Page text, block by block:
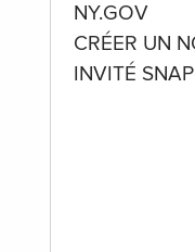
NY.GOV
CRÉER UN
INVITÉ SNAP